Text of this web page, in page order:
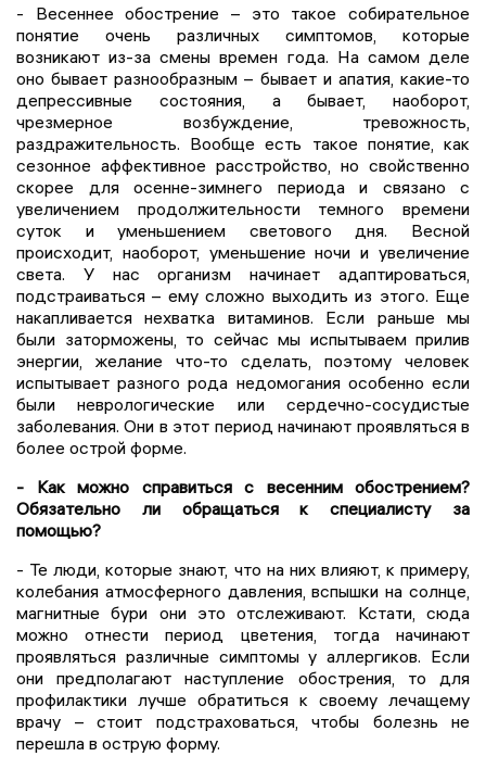
- Весеннее обострение – это такое собирательное
понятие очень различных симптомов, которые
возникают из-за смены времен года. На самом деле
оно бывает разнообразным – бывает и апатия, какие-то
депрессивные состояния, а бывает, наоборот,
чрезмерное возбуждение, тревожность,
раздражительность. Вообще есть такое понятие, как
сезонное аффективное расстройство, но свойственно
скорее для осенне-зимнего периода и связано с
увеличением продолжительности темного времени
суток и уменьшением светового дня. Весной
происходит, наоборот, уменьшение ночи и увеличение
света. У нас организм начинает адаптироваться,
подстраиваться – ему сложно выходить из этого. Еще
накапливается нехватка витаминов. Если раньше мы
были заторможены, то сейчас мы испытываем прилив
энергии, желание что-то сделать, поэтому человек
испытывает разного рода недомогания особенно если
были неврологические или сердечно-сосудистые
заболевания. Они в этот период начинают проявляться в
более острой форме.
- Как можно справиться с весенним обострением?
Обязательно ли обращаться к специалисту за
помощью?
- Те люди, которые знают, что на них влияют, к примеру,
колебания атмосферного давления, вспышки на солнце,
магнитные бури они это отслеживают. Кстати, сюда
можно отнести период цветения, тогда начинают
проявляться различные симптомы у аллергиков. Если
они предполагают наступление обострения, то для
профилактики лучше обратиться к своему лечащему
врачу – стоит подстраховаться, чтобы болезнь не
перешла в острую форму.